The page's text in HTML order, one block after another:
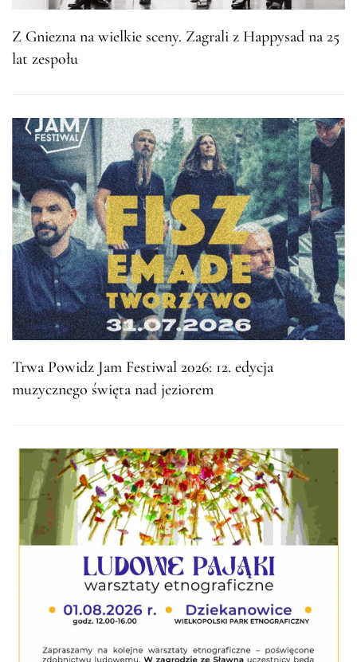
Z Gniezna na wielkie sceny. Zagrali z Happysad na 25
lat zespołu
Trwa Powidz Jam Festiwal 2026: 12. edycja
muzycznego święta nad jeziorem